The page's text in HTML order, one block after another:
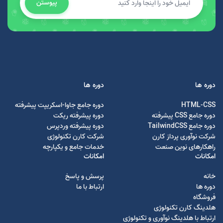
پیوستن
دوره ها
HTML-CSS
دوره جامع CSS پیشرفته
دوره جامع TailwindCSS
شرکت نوآوری پرداز کارن
راهکارهای نوین صنعت
دوره ها
دوره جامع جاوا-اسکریپت پیشرفته
دوره پیشرفته ریکت
دوره پیشرفته وردپرس
شرکت کارن تکنولوژی
خدمات جامع و یکپارچه
امکانات
خانه
دوره ها
فروشگاه
هلدینگ کارن تکنولوژی
ارتباط با هلدینگ نوآوری و تکنولوژی
امکانات
پرسش و پاسخ
ارتباط با ما